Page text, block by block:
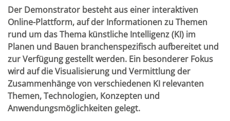
Der Demonstrator besteht aus einer interaktiven
Online-Plattform, auf der Informationen zu Themen
rund um das Thema künstliche Intelligenz (KI) im
Planen und Bauen branchenspezifisch aufbereitet und
zur Verfügung gestellt werden. Ein besonderer Fokus
wird auf die Visualisierung und Vermittlung der
Zusammenhänge von verschiedenen KI relevanten
Themen, Technologien, Konzepten und
Anwendungsmöglichkeiten gelegt.